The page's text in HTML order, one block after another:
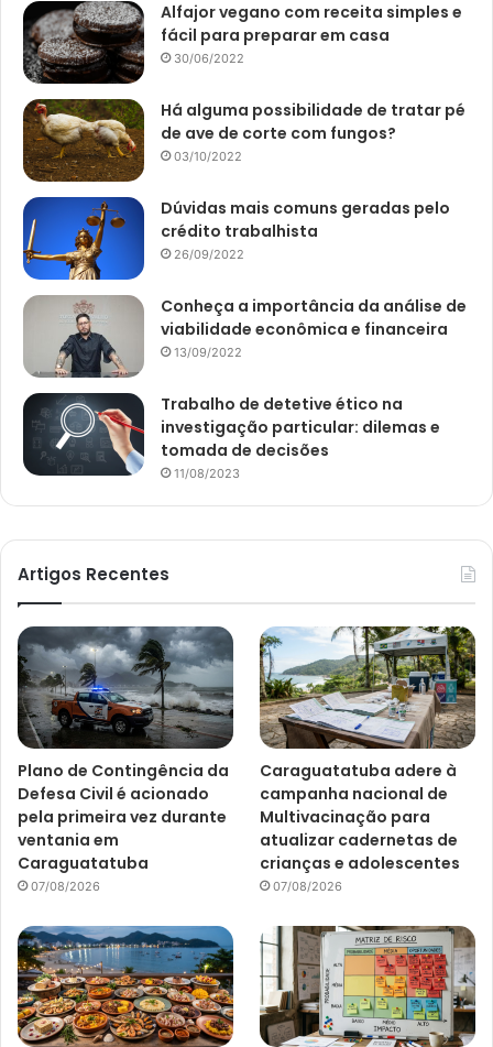
Alfajor vegano com receita simples e
fácil para preparar em casa
30/06/2022
Há alguma possibilidade de tratar pé
de ave de corte com fungos?
03/10/2022
Dúvidas mais comuns geradas pelo
crédito trabalhista
26/09/2022
Conheça a importância da análise de
viabilidade econômica e financeira
13/09/2022
Trabalho de detetive ético na
investigação particular: dilemas e
tomada de decisões
11/08/2023
Artigos Recentes
Plano de Contingência da
Defesa Civil é acionado
pela primeira vez durante
ventania em
Caraguatatuba
07/08/2026
Caraguatatuba adere à
campanha nacional de
Multivacinação para
atualizar cadernetas de
crianças e adolescentes
07/08/2026